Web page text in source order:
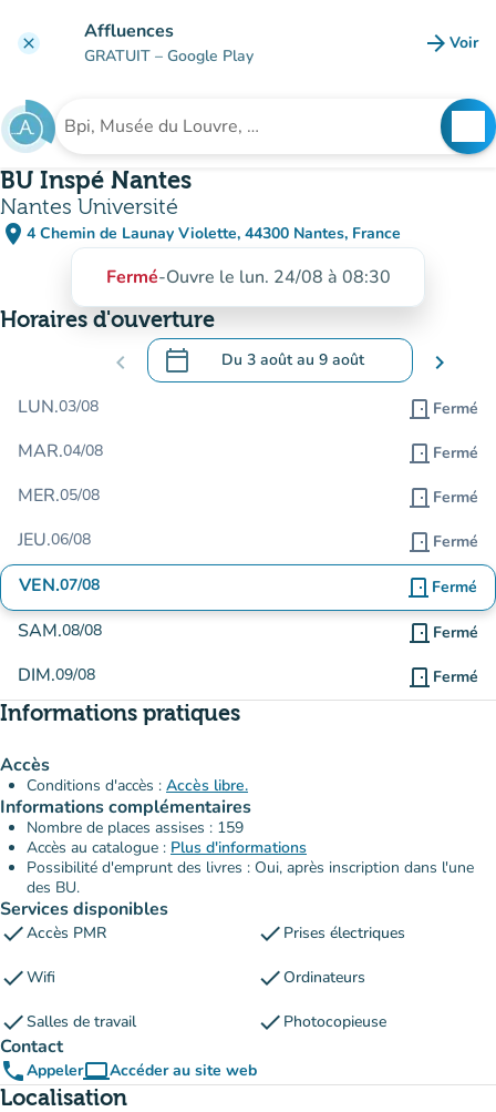
clear Affluences
GRATUIT – Google Play arrow_forward Voir
Rechercher un établissement
BU Inspé Nantes
Nantes Université
place 4 Chemin de Launay Violette, 44300 Nantes, France
(ouvrir dans Google Maps)
(nouvel onglet)
Fermé-Ouvre le lun. 24/08 à 08:30
Horaires d'ouverture
chevron_left calendar_today Du 3 aoûtau 9 août
.Ouvrir le calendrier pour changer de
chevron_right
LUN.03/08 door_front Fermé
MAR.04/08 door_front Fermé
MER.05/08 door_front Fermé
JEU.06/08 door_front Fermé
VEN.07/08 door_front Fermé
SAM.08/08 door_front Fermé
DIM.09/08 door_front Fermé
Informations pratiques
Accès
Conditions d'accès : Accès libre.
Informations complémentaires
Nombre de places assises : 159
Accès au catalogue : Plus d'informations
Possibilité d'emprunt des livres : Oui, après inscription dans l'une
des BU.
Services disponibles
checkAccès PMR check Prises électriques
checkWifi checkOrdinateurs
checkSalles de travail check Photocopieuse
Contact
phoneAppelercomputerAccéder au site web
(nouvel onglet)
Localisation